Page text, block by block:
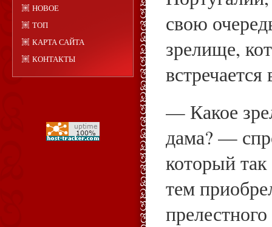
НОВОЕ
ТОП
КАРТА САЙТА
КОНТАКТЫ
свою
зрелище,
— Какое
дама? —
который
тем